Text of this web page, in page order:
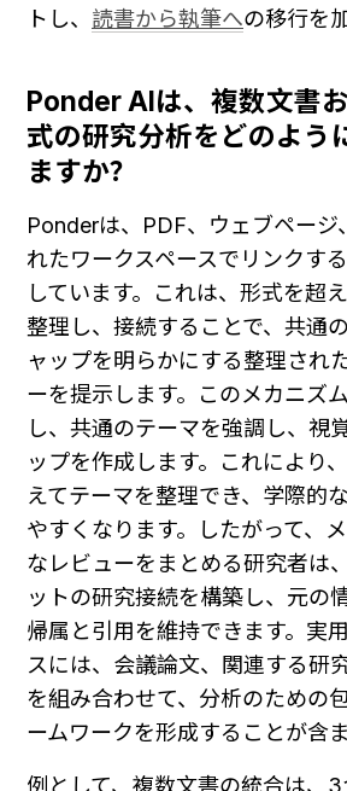
トし、 読書から執筆への移行を
Ponder AIは、複数文書
式の研究分析をどのよう
ますか？
Ponderは、PDF、ウェブページ
れたワークスペースでリンクす
しています。これは、形式を超
整理し、接続することで、共通
ャップを明らかにする整理され
ーを提示します。このメカニズ
し、共通のテーマを強調し、視
ップを作成します。これにより
えてテーマを整理でき、学際的
やすくなります。したがって、
なレビューをまとめる研究者は
ットの研究接続を構築し、元の
帰属と引用を維持できます。実
スには、会議論文、関連する研
を組み合わせて、分析のための
ームワークを形成することが含ま
例として、複数文書の統合は、